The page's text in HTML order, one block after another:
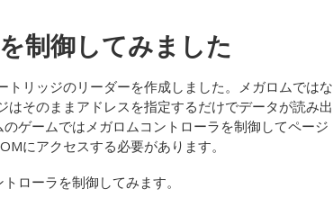
制御してみました
トリッジのリーダーを作成しました。メガロムではな
はそのままアドレスを指定するだけでデータが読み出
ゲームではメガロムコントローラを制御してページ
にアクセスする必要があります。
ローラを制御してみます。